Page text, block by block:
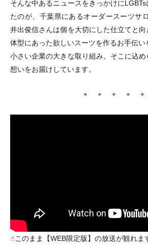
そんな中あるニュースをきっかけに
たのが、千葉県にあるオーダースーツサ
井出俊信さんは個を大切にした仕立てと
体型にあった欲しいスーツを作るお手伝い
小さい企業の大きな取り組み。そこに込
想いをお届けしています。
＊ ＊ ＊ ＊ ＊
☝︎このまま【WEB限定版】の放送が観れま